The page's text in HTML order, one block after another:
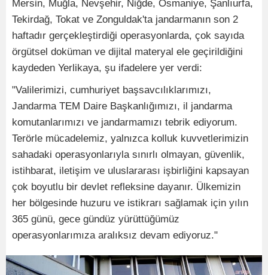
Mersin, Muğla, Nevşehir, Niğde, Osmaniye, Şanlıurfa,
Tekirdağ, Tokat ve Zonguldak'ta jandarmanın son 2
haftadır gerçekleştirdiği operasyonlarda, çok sayıda
örgütsel doküman ve dijital materyal ele geçirildiğini
kaydeden Yerlikaya, şu ifadelere yer verdi:
"Valilerimizi, cumhuriyet başsavcılıklarımızı,
Jandarma TEM Daire Başkanlığımızı, il jandarma
komutanlarımızı ve jandarmamızı tebrik ediyorum.
Terörle mücadelemiz, yalnızca kolluk kuvvetlerimizin
sahadaki operasyonlarıyla sınırlı olmayan, güvenlik,
istihbarat, iletişim ve uluslararası işbirliğini kapsayan
çok boyutlu bir devlet refleksine dayanır. Ülkemizin
her bölgesinde huzuru ve istikrarı sağlamak için yılın
365 günü, gece gündüz yürüttüğümüz
operasyonlarımıza aralıksız devam ediyoruz."